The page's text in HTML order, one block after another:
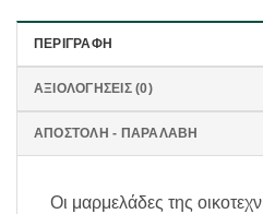
ΠΕΡΙΓΡΑΦΉ
ΑΞΙΟΛΟΓΉΣΕΙΣ (0)
ΑΠΟΣΤΟΛΗ - ΠΑΡΑΛΑΒΗ
Οι μαρμελάδες της